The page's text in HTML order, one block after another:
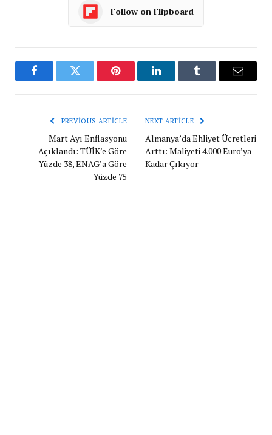
Follow on Flipboard
FacebookTwitter Pinterest LinkedInTumblr Email
PREVIOUS ARTICLE
Mart Ayı Enflasyonu
Açıklandı: TÜİK’e Göre
Yüzde 38, ENAG’a Göre
Yüzde 75
NEXT ARTICLE
Almanya’da Ehliyet Ücretleri
Arttı: Maliyeti 4.000 Euro’ya
Kadar Çıkıyor